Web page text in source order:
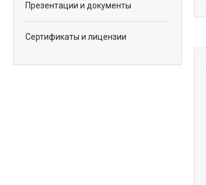
Презентации и документы
Сертификаты и лицензии